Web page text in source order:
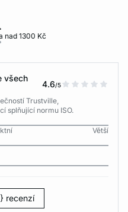
nad 1300 Kč
všech
4.6/5
Trustville,
splňující normu ISO.
Větší
recenzí